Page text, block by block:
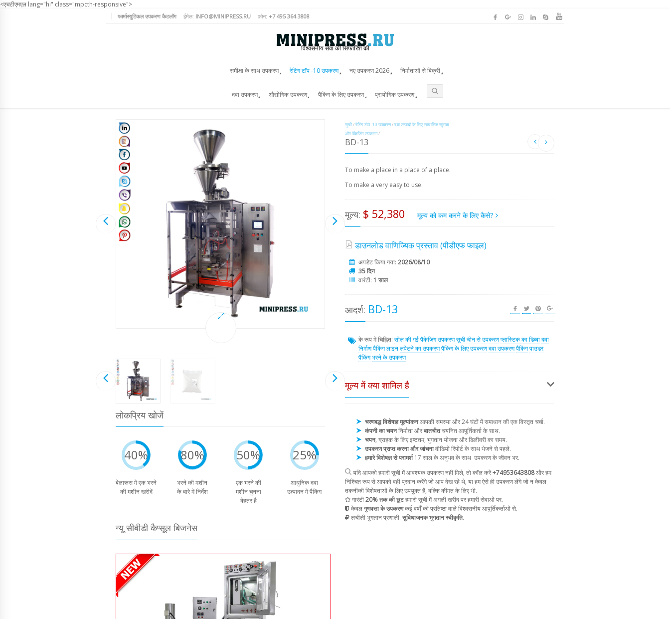
<एचटीएमएल lang="hi" class="mpcth-responsive">
फार्मास्युटिकल उपकरण कैटलॉग ईमेल: INFO@MINIPRESS.RU फ़ोन: +7 495 364 3808
विश्वसनीय सेवा की सिफारिश की
समीक्षा के साथ उपकरण रेटिंग टॉप -10 उपकरण नए उपकरण 2026 निर्माताओं से बिक्री
दवा उपकरण औद्योगिक उपकरण पैकिंग के लिए उपकरण प्रायोगिक उपकरण
लोकप्रिय खोजें
40%
बेलारूस में एक भरने
की मशीन खरीदें
80%
भरने की मशीन
के बारे में निर्देश
50%
एक भरने की
मशीन चुनना
बेहतर है
25%
आधुनिक दवा
उत्पादन में पैकिंग
न्यू सीबीडी कैप्सूल बिजनेस
सूची/रेटिंग टॉप -10 उपकरण/दवा उत्पादों के लिए स्वचालित खुराक
और पैकेजिंग उपकरण/
BD-13
To make a place in a place of a place.
To make a very easy to use.
मूल्य: $ 52,380 मूल्य को कम करने के लिए कैसे?
डाउनलोड वाणिज्यिक प्रस्ताव (पीडीएफ फाइल)
अपडेट किया गया: 2026/08/10
35 दिन
वारंटी: 1 साल
आदर्श: BD-13
के रूप में चिह्नित: सील की गई पैकेजिंगउपकरण सूचीचीन से उपकरणप्लास्टिक का डिब्बादवा
निर्माणपैकिंग लाइनलपेटने का उपकरणपैकिंग के लिए उपकरणदवा उपकरणपैकिंगपाउडर
पैकिंगभरने के उपकरण
मूल्य में क्या शामिल है
चरणबद्ध विशेषज्ञ मूल्यांकनआपकी समस्या और 24 घंटों में समाधान की एक विस्तृत चर्चा.
कंपनी का चयननिर्माता औरबातचीतचयनित आपूर्तिकर्ता के साथ.
चयन, ग्राहक के लिए इष्टतम, भुगतान योजना और डिलीवरी का समय.
उपकरण प्राप्त करना और जांचनावीडियो रिपोर्ट के साथ भेजने से पहले.
हमारे विशेषज्ञ से परामर्श17 साल के अनुभव के साथ उपकरण के जीवन भर.
यदि आपको हमारी सूची में आवश्यक उपकरण नहीं मिले, तो कॉल करें+74953643808और हम
निश्चित रूप से आपको वही प्रदान करेंगे जो आप देख रहे थे, या हम ऐसे ही उपकरण लेंगे जो न केवल
तकनीकी विशेषताओं के लिए उपयुक्त हैं, बल्कि कीमत के लिए भी.
गारंटी20% तक की छूटहमारी सूची में अगली खरीद पर हमारी सेवाओं पर.
केवलगुणवत्ता के उपकरणकई वर्षों की प्रतिष्ठा वाले विश्वसनीय आपूर्तिकर्ताओं से.
लचीली भुगतान प्रणाली. सुविधाजनक भुगतान स्वीकृति.